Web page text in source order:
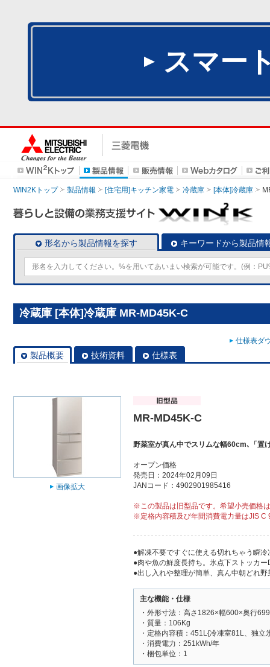
スマー
WIN2Kトップ 製品情報 [住宅用]キッチン家電 冷蔵庫 [本体]冷蔵庫
形名から製品情報を探す キーワードから製品情
冷蔵庫 [本体]冷蔵庫 MR-MD45K-C
仕様表ダ
製品概要 技術資料 仕様表
画像拡大
MR-MD45K-C
野菜室が真ん中でスリムな幅60cm､「置
オープン価格
発売日：2024年02月09日
JANコード：4902901985416
※この製品は旧型品です。希望小売価格
※定格内容積及び年間消費電力量はJIS C
●解凍不要ですぐに使える切れちゃう瞬冷
●肉や魚の鮮度長持ち。氷点下ストッカー
●出し入れや整理が簡単、真ん中朝どれ野
主な機能・仕様
・外形寸法：高さ1826×幅600×奥行
・質量：106Kg
・定格内容積：451L{冷凍室81L、独
・消費電力：251kWh/年
・梱包単位：1